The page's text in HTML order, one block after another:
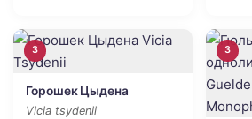
3
Горошек Цыдена
Vicia tsydenii
3